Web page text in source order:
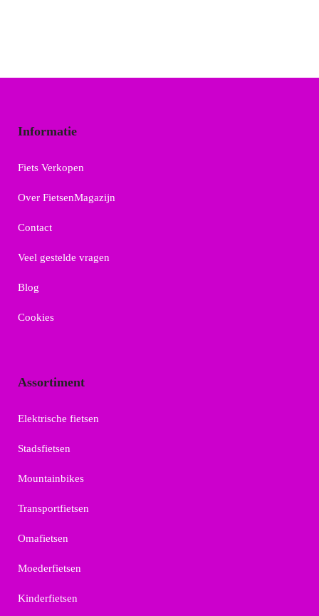
Informatie
Fiets Verkopen
Over FietsenMagazijn
Contact
Veel gestelde vragen
Blog
Cookies
Assortiment
Elektrische fietsen
Stadsfietsen
Mountainbikes
Transportfietsen
Omafietsen
Moederfietsen
Kinderfietsen